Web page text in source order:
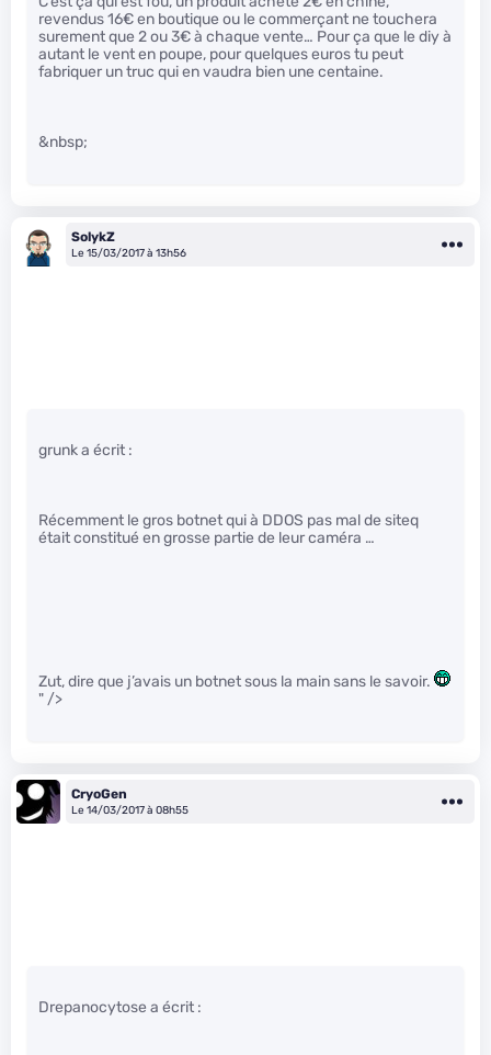
revendus 16€ en boutique ou le commerçant ne touchera
surement que 2 ou 3€ à chaque vente… Pour ça que le diy à
autant le vent en poupe, pour quelques euros tu peut
fabriquer un truc qui en vaudra bien une centaine.
&nbsp;
SolykZ
Le 15/03/2017 à 13h56
grunk a écrit :
Récemment le gros botnet qui à DDOS pas mal de siteq
était constitué en grosse partie de leur caméra …
Zut, dire que j’avais un botnet sous la main sans le savoir.
" />
CryoGen
Le 14/03/2017 à 08h55
Drepanocytose a écrit :